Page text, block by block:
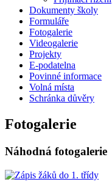
Dokumenty školy
Formuláře
Fotogalerie
Videogalerie
Projekty
E-podatelna
Povinné informace
Volná místa
Schránka důvěry
Fotogalerie
Náhodná fotogalerie